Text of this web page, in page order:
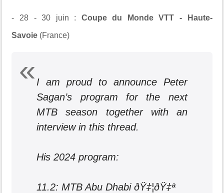
- 28 - 30 juin : Coupe du Monde VTT - Haute-
Savoie (France)
I am proud to announce Peter
Sagan’s program for the next
MTB season together with an
interview in this thread.
His 2024 program:
11.2: MTB Abu Dhabi ðŸ‡¦ðŸ‡ª